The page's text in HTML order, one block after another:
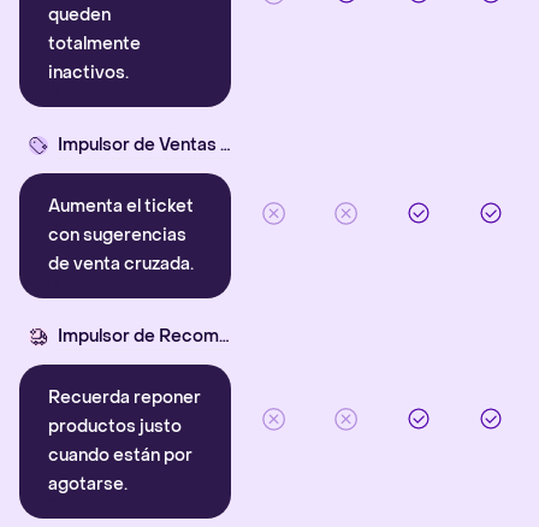
queden
totalmente
inactivos.
Impulsor de Ventas Cruzadas
Aumenta el ticket
con sugerencias
de venta cruzada.
Impulsor de Recompra
Recuerda reponer
productos justo
cuando están por
agotarse.